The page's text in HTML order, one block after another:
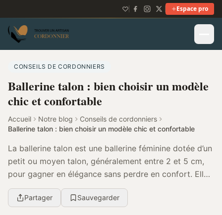
Espace pro
CONSEILS DE CORDONNIERS
Ballerine talon : bien choisir un modèle
chic et confortable
Accueil Notre blog
Conseils de cordonniers
Ballerine talon : bien choisir un modèle chic et confortable
La ballerine talon est une ballerine féminine dotée d’un
petit ou moyen talon, généralement entre 2 et 5 cm,
pour gagner en élégance sans perdre en confort. Elle
convient particulièrement au bureau, a...
Partager Sauvegarder